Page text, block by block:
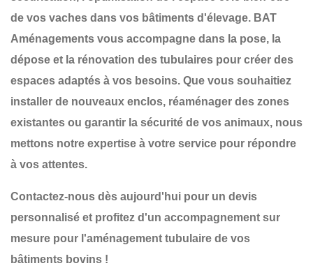
de vos vaches dans vos bâtiments d'élevage. BAT
Aménagements vous accompagne dans la pose, la
dépose et la rénovation des tubulaires pour créer des
espaces adaptés à vos besoins. Que vous souhaitiez
installer de nouveaux enclos, réaménager des zones
existantes ou garantir la sécurité de vos animaux, nous
mettons notre expertise à votre service pour répondre
à vos attentes.
Contactez-nous dès aujourd'hui pour un devis
personnalisé et profitez d'un accompagnement sur
mesure pour l'aménagement tubulaire de vos
bâtiments bovins !